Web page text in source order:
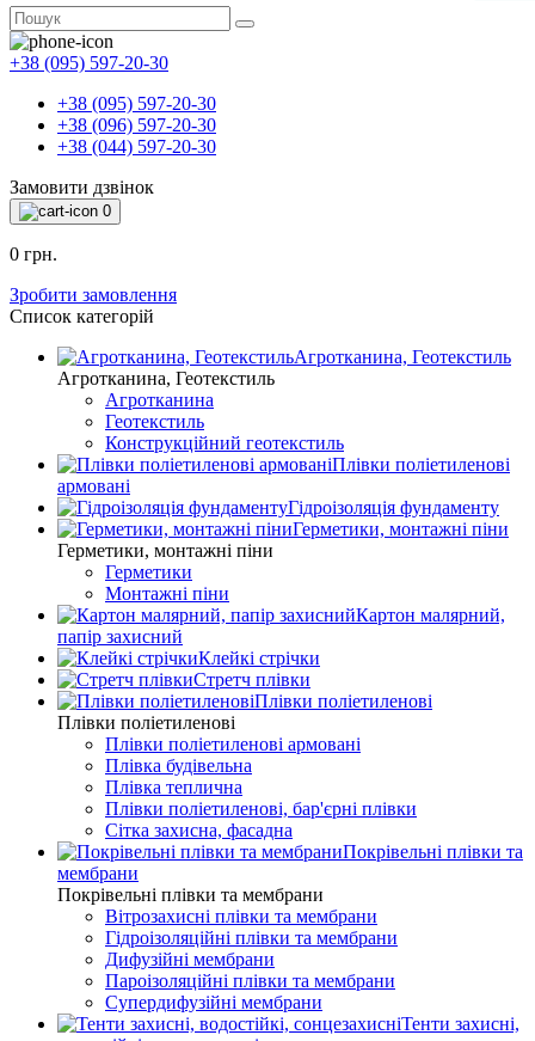
+38 (095) 597-20-30
+38 (095) 597-20-30
+38 (096) 597-20-30
+38 (044) 597-20-30
Замовити дзвінок
0
0 грн.
Зробити замовлення
Список категорій
Агротканина, Геотекстиль
Агротканина, Геотекстиль
Агротканина
Геотекстиль
Конструкційний геотекстиль
Плівки поліетиленові
армовані
Гідроізоляція фундаменту
Герметики, монтажні піни
Герметики, монтажні піни
Герметики
Монтажні піни
Картон малярний,
папір захисний
Клейкі стрічки
Стретч плівки
Плівки поліетиленові
Плівки поліетиленові
Плівки поліетиленові армовані
Плівка будівельна
Плівка теплична
Плівки поліетиленові, бар'єрні плівки
Сітка захисна, фасадна
Покрівельні плівки та
мембрани
Покрівельні плівки та мембрани
Вітрозахисні плівки та мембрани
Гідроізоляційні плівки та мембрани
Дифузійні мембрани
Пароізоляційні плівки та мембрани
Супердифузійні мембрани
Тенти захисні,